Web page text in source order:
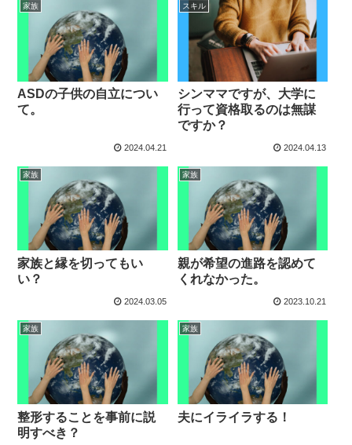
家族
ASDの子供の自立につい
て。
2024.04.21
スキル
シンママですが、大学に
行って資格取るのは無謀
ですか？
2024.04.13
家族
家族と縁を切ってもい
い？
2024.03.05
家族
親が希望の進路を認めて
くれなかった。
2023.10.21
家族
整形することを事前に説
明すべき？
家族
夫にイライラする！